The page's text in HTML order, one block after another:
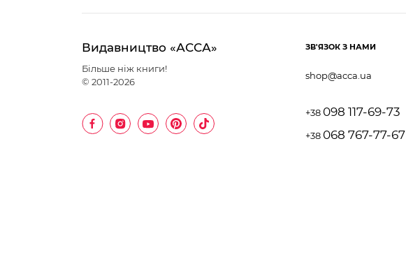
Видавництво «АССА»
Більше ніж книги!
© 2011-2026
ЗВ'ЯЗОК З НАМИ
shop@acca.ua
+38 098 117-69-73
+38 068 767-77-67